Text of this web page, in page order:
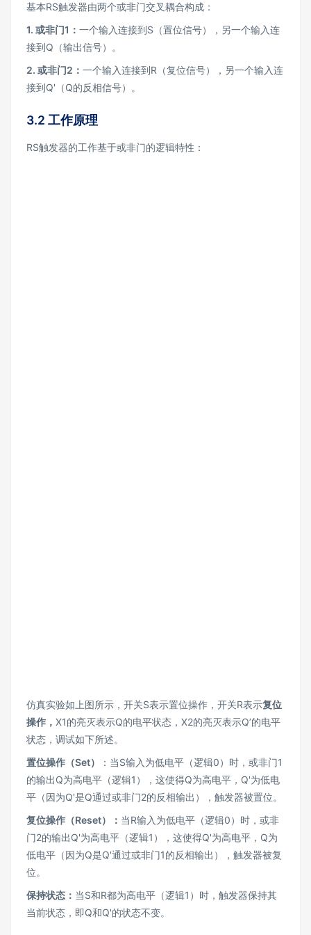
基本RS触发器由两个或非门交叉耦合构成：
1. 或非门1 ： 一个输入连接到S（置位信号），另一个输入连
接到Q（输出信号）。
2. 或非门2 ： 一个输入连接到R（复位信号），另一个输入连
接到Q'（Q的反相信号）。
3.2 工作原理
RS触发器的工作基于或非门的逻辑特性：
仿真实验如上图所示，开关S表示置位操作，开关R表示复位
操作， X1的亮灭表示Q的电平状态，X2的亮灭表示Q’的电平
状态，调试如下所述。
置位操作（Set）
：当S输入为低电平（逻辑0）时，或非门1
的输出Q为高电平（逻辑1），这使得Q为高电平，Q'为低电
平（因为Q'是Q通过或非门2的反相输出），触发器被置位。
复位操作（Reset）： 当R输入为低电平（逻辑0）时，或非
门2的输出Q'为高电平（逻辑1），这使得Q'为高电平，Q为
低电平（因为Q是Q'通过或非门1的反相输出），触发器被复
位。
保持状态： 当S和R都为高电平（逻辑1）时，触发器保持其
当前状态，即Q和Q'的状态不变。